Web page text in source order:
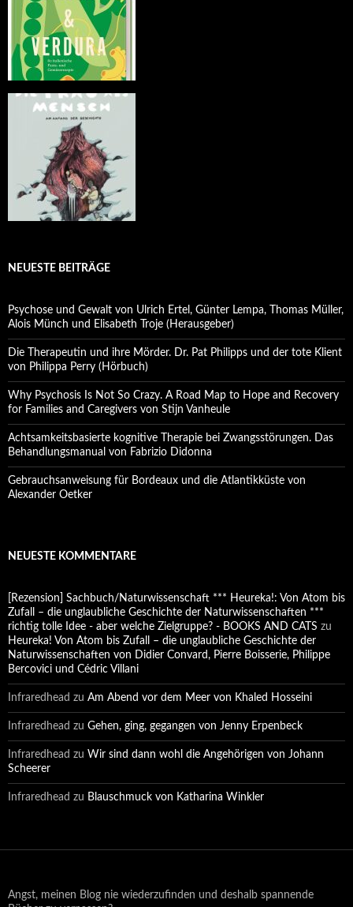
NEUESTE BEITRÄGE
Psychose und Gewalt von Ulrich Ertel, Günter Lempa, Thomas Müller,
Alois Münch und Elisabeth Troje (Herausgeber)
Die Therapeutin und ihre Mörder. Dr. Pat Philipps und der tote Klient
von Philippa Perry (Hörbuch)
Why Psychosis Is Not So Crazy. A Road Map to Hope and Recovery
for Families and Caregivers von Stijn Vanheule
Achtsamkeitsbasierte kognitive Therapie bei Zwangsstörungen. Das
Behandlungsmanual von Fabrizio Didonna
Gebrauchsanweisung für Bordeaux und die Atlantikküste von
Alexander Oetker
NEUESTE KOMMENTARE
[Rezension] Sachbuch/Naturwissenschaft *** Heureka!: Von Atom bis
Zufall – die unglaubliche Geschichte der Naturwissenschaften ***
richtig tolle Idee - aber welche Zielgruppe? - BOOKS AND CATS zu
Heureka! Von Atom bis Zufall – die unglaubliche Geschichte der
Naturwissenschaften von Didier Convard, Pierre Boisserie, Philippe
Bercovici und Cédric Villani
Infraredhead zu Am Abend vor dem Meer von Khaled Hosseini
Infraredhead zu Gehen, ging, gegangen von Jenny Erpenbeck
Infraredhead zu Wir sind dann wohl die Angehörigen von Johann
Scheerer
Infraredhead zu Blauschmuck von Katharina Winkler
Angst, meinen Blog nie wiederzufinden und deshalb spannende